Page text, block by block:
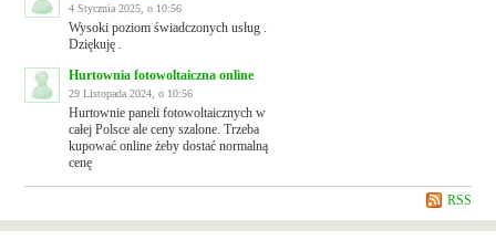
4 Stycznia 2025, o 10:56
Wysoki poziom świadczonych usług .
Dziękuję .
Hurtownia fotowoltaiczna online
29 Listopada 2024, o 10:56
Hurtownie paneli fotowoltaicznych w
całej Polsce ale ceny szalone. Trzeba
kupować online żeby dostać normalną
cenę
RSS